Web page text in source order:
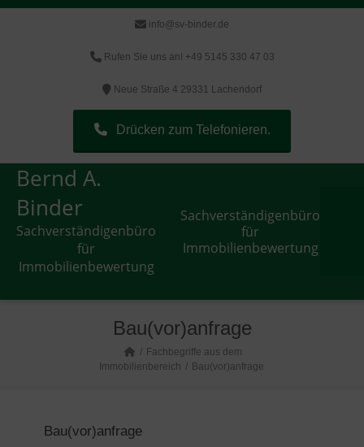
info@sv-binder.de
Rufen Sie uns an! +49 5145 330 47 03
Neue Straße 4 29331 Lachendorf
Drücken zum Telefonieren.
Bernd A.
Binder
Sachverständigenbüro
für
Immobilienbewertung
Sachverständigenbüro
für
Immobilienbewertung
Bau(vor)anfrage
Fachbegriffe aus dem
Immobilienbereich
Bau(vor)anfrage
Bau(vor)anfrage